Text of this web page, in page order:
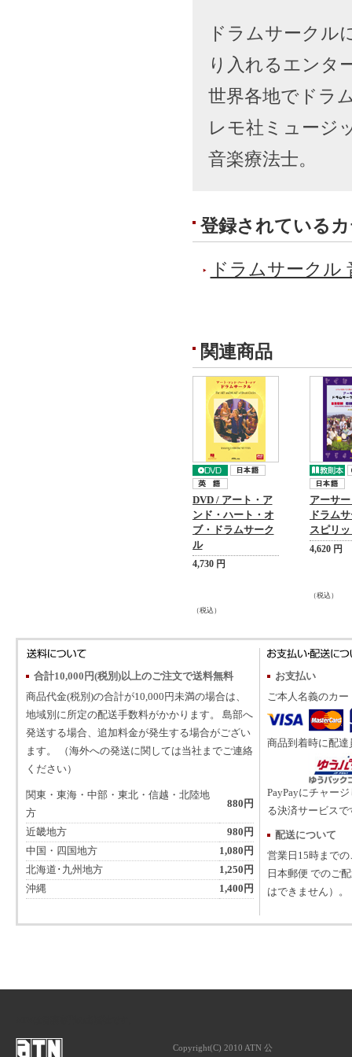
ドラムサークル
り入れるエンタ
世界各地でドラ
レモ社ミュージ
音楽療法士。
登録されている
ドラムサークル
関連商品
DVD / アート・ア
ンド・ハート・オ
ブ・ドラムサーク
ル
4,730 円
（税込）
アーサ
ドラム
スピリッ
4,620 円
（税込）
合計10,000円(税別)以上のご注文で送料無料
商品代金(税別)の合計が10,000円未満の場合は、
地域別に所定の配送手数料がかかります。 島部へ
発送する場合、追加料金が発生する場合がござい
ます。 （海外への発送に関しては当社までご連絡
ください）
関東・東海・中部・東北・信越・北陸地
方
880円
近畿地方
980円
中国・四国地方
1,080円
北海道･九州地方
1,250円
沖縄
1,400円
お支払い
ご本人名義のカ
商品到着時に配
PayPayにチャー
る決済サービスで
配送について
営業日15時まで
日本郵便 でのご
はできません）。
Copyright(C) 2010 ATN 公